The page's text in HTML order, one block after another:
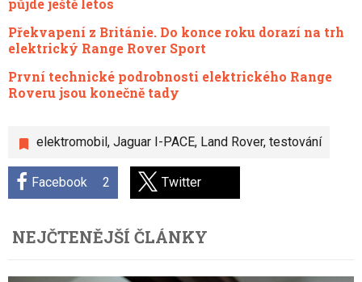
elektromobil , Jaguar I-PACE, Land Rover, testování
Facebook 2 Twitter
půjde ještě letos
Překvapení z Británie. Do konce roku dorazí na trh
elektrický Range Rover Sport
První technické podrobnosti elektrického Range
Roveru jsou konečně tady
NEJČTENĚJŠÍ ČLÁNKY